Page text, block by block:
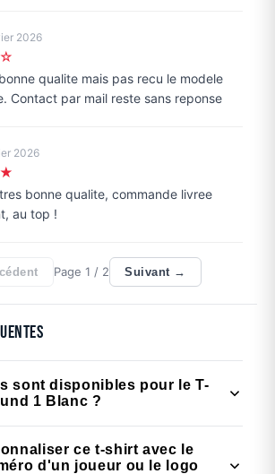
2026
qualite mais pas recu le modele
Contact par mail reste sans reponse
2026
bonne qualite, commande livree
au top !
Page1 / 2 Suivant →
sont disponibles pour le T-
1 Blanc ?
ans, 10 ans, 12 ans) et en tailles
ce t-shirt avec le
d'un joueur ou le logo